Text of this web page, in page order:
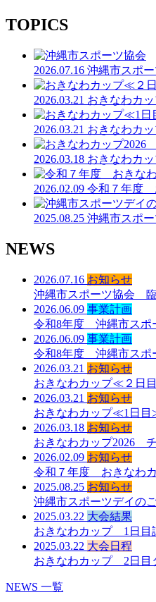
TOPICS
2026.07.16 沖縄市スポ
2026.03.21 おきなわカ
2026.03.21 おきなわカ
2026.03.18 おきなわカ
2026.02.09 令和７年度
2025.08.25 沖縄市スポ
NEWS
2026.07.16 お知らせ
沖縄市スポーツ協会
2026.06.09 事業計画
令和8年度 沖縄市ス
2026.06.09 事業計画
令和8年度 沖縄市ス
2026.03.21 お知らせ
おきなわカップ≪２日
2026.03.21 お知らせ
おきなわカップ≪1日目
2026.03.18 お知らせ
おきなわカップ2026
2026.02.09 お知らせ
令和７年度 おきなわ
2025.08.25 お知らせ
沖縄市スポーツデイの
2025.03.22 大会結果
おきなわカップ 1日目
2025.03.22 大会日程
おきなわカップ 2日目
NEWS 一覧